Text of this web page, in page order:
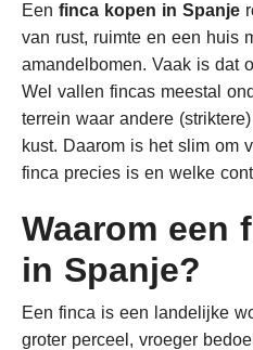
Een finca kopen in Spanje
van rust, ruimte en een huis
amandelbomen. Vaak is dat
Wel vallen fincas meestal
terrein waar andere
kust. Daarom is het slim om
finca precies is en welke
Waarom een
in Spanje?
Een finca is een landelijke
groter perceel, vroeger